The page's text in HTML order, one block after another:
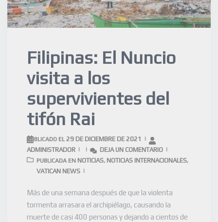
Filipinas: El Nuncio
visita a los
supervivientes del
tifón Rai
PUBLICADO EL 29 DE DICIEMBRE DE 2021
ADMINISTRADOR
DEJA UN COMENTARIO
PUBLICADA EN NOTICIAS, NOTICIAS INTERNACIONALES,
VATICAN NEWS
Más de una semana después de que la violenta
tormenta arrasara el archipiélago, causando la
muerte de casi 400 personas y dejando a cientos de